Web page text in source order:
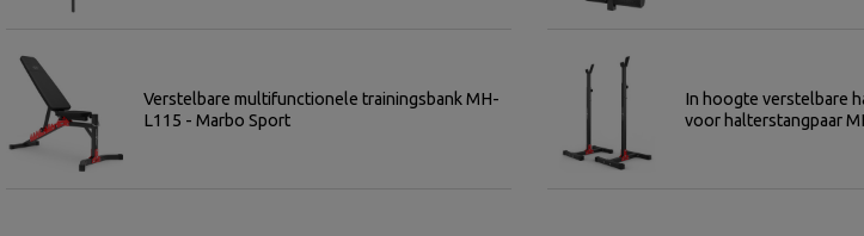
Verstelbare multifunctionele trainingsbank MH-
L115 - Marbo Sport
In hoogte verstelbare
voor halterstangpaar